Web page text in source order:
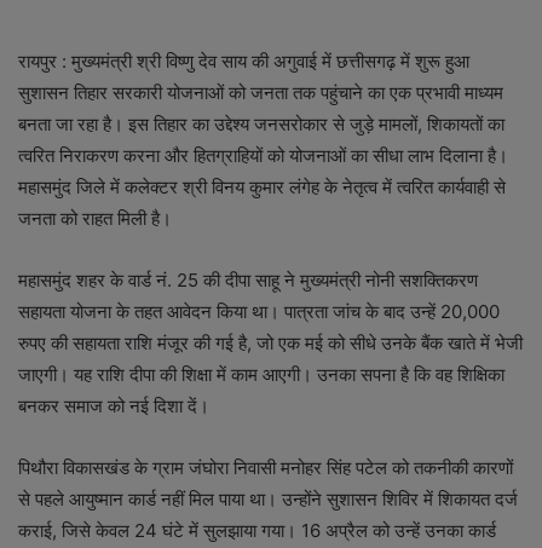
रायपुर : मुख्यमंत्री श्री विष्णु देव साय की अगुवाई में छत्तीसगढ़ में शुरू हुआ
सुशासन तिहार सरकारी योजनाओं को जनता तक पहुंचाने का एक प्रभावी माध्यम
बनता जा रहा है। इस तिहार का उद्देश्य जनसरोकार से जुड़े मामलों, शिकायतों का
त्वरित निराकरण करना और हितग्राहियों को योजनाओं का सीधा लाभ दिलाना है।
महासमुंद जिले में कलेक्टर श्री विनय कुमार लंगेह के नेतृत्व में त्वरित कार्यवाही से
जनता को राहत मिली है।
महासमुंद शहर के वार्ड नं. 25 की दीपा साहू ने मुख्यमंत्री नोनी सशक्तिकरण
सहायता योजना के तहत आवेदन किया था। पात्रता जांच के बाद उन्हें 20,000
रुपए की सहायता राशि मंजूर की गई है, जो एक मई को सीधे उनके बैंक खाते में भेजी
जाएगी। यह राशि दीपा की शिक्षा में काम आएगी। उनका सपना है कि वह शिक्षिका
बनकर समाज को नई दिशा दें।
पिथौरा विकासखंड के ग्राम जंघोरा निवासी मनोहर सिंह पटेल को तकनीकी कारणों
से पहले आयुष्मान कार्ड नहीं मिल पाया था। उन्होंने सुशासन शिविर में शिकायत दर्ज
कराई, जिसे केवल 24 घंटे में सुलझाया गया। 16 अप्रैल को उन्हें उनका कार्ड